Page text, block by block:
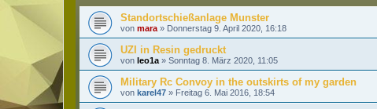
Standortschießanlage Munster
von mara » Donnerstag 9. April 2020, 16:18
UZI in Resin gedruckt
von leo1a » Sonntag 8. März 2020, 11:05
Military Rc Convoy in the outskirts of my garden
von karel47 » Freitag 6. Mai 2016, 18:54